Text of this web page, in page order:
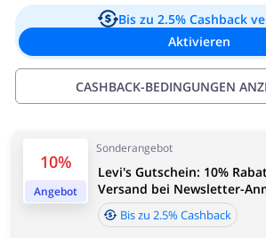
Essen & Trinken
Kfz
Einloggen
Registrieren
Bis zu 2.5% Cashback
Aktivieren
CASHBACK-BEDINGUNGEN
Cashback wird Ihrem Konto innerhalb
von 2 Stunden bis 4 Tage angezeigt
10%
Angebot
Sonderangebot
Levi's Gutschein: 10%
Versand bei Newsletter-
Bis zu 2.5% Cashback